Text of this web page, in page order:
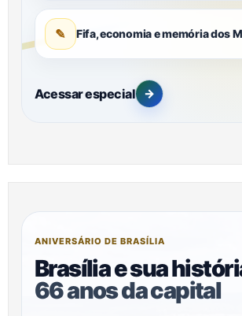
✎ Fifa, economia e memória dos
Acessar especial →
ANIVERSÁRIO DE BRASÍLIA
Brasília e sua
66 anos da capital